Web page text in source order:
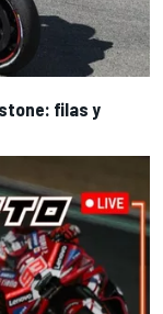
filas y